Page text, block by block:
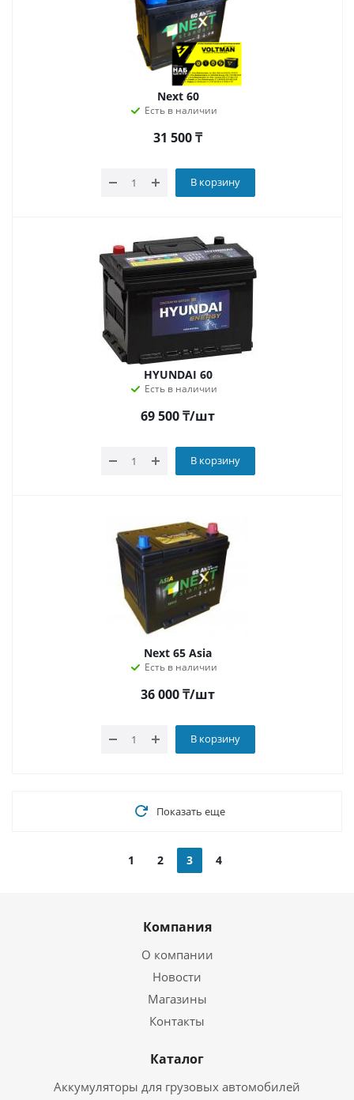
Next 60
Есть в наличии
31 500₸
В корзину
HYUNDAI 60
Есть в наличии
69 500₸/шт
В корзину
Next 65 Asia
Есть в наличии
36 000₸/шт
В корзину
Показать еще
1 2 3 4
Компания
О компании
Новости
Магазины
Контакты
Каталог
Аккумуляторы для грузовых автомобилей